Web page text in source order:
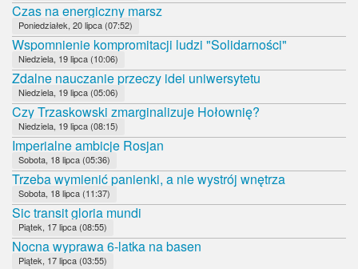
Czas na energiczny marsz
Poniedziałek, 20 lipca (07:52)
Wspomnienie kompromitacji ludzi "Solidarności"
Niedziela, 19 lipca (10:06)
Zdalne nauczanie przeczy idei uniwersytetu
Niedziela, 19 lipca (05:06)
Czy Trzaskowski zmarginalizuje Hołownię?
Niedziela, 19 lipca (08:15)
Imperialne ambicje Rosjan
Sobota, 18 lipca (05:36)
Trzeba wymienić panienki, a nie wystrój wnętrza
Sobota, 18 lipca (11:37)
Sic transit gloria mundi
Piątek, 17 lipca (08:55)
Nocna wyprawa 6-latka na basen
Piątek, 17 lipca (03:55)